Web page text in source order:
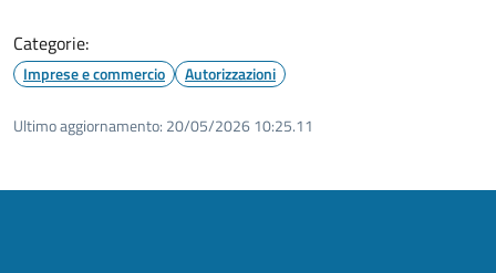
Categorie:
Imprese e commercio Autorizzazioni
Ultimo aggiornamento: 20/05/2026 10:25.11